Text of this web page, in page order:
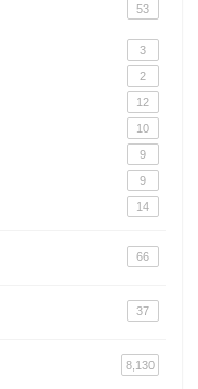
53
3
2
12
10
9
9
14
66
37
8,130